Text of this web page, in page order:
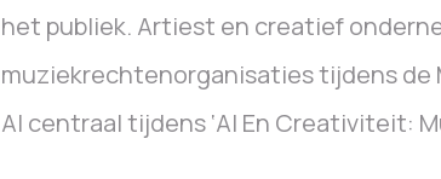
het publiek. Artiest en creatief
muziekrechtenorganisaties tijdens de
AI centraal tijdens ‘AI En Creativiteit: